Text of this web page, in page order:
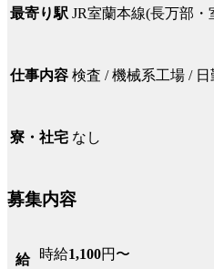
最寄り駅 JR室蘭本線(長万部
仕事内容 検査 / 機械系工場 / 日
寮・社宅 なし
募集内容
給
時給1,100円〜